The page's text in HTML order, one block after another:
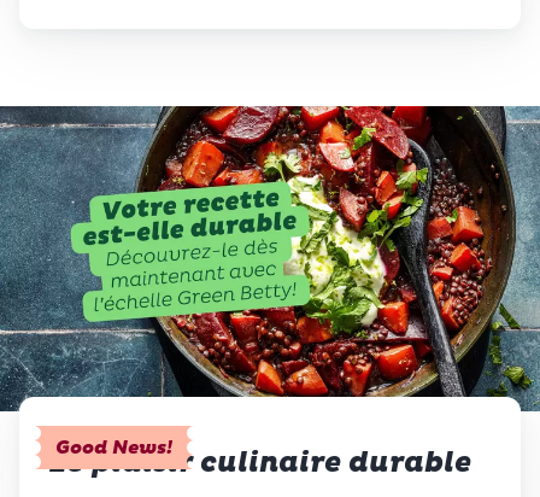
Good News!
Le plaisir culinaire durable